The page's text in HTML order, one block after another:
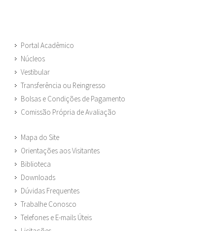
Portal Acadêmico
Núcleos
Vestibular
Transferência ou Reingresso
Bolsas e Condições de Pagamento
Comissão Própria de Avaliação
Mapa do Site
Orientações aos Visitantes
Biblioteca
Downloads
Dúvidas Frequentes
Trabalhe Conosco
Telefones e E-mails Úteis